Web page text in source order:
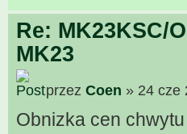
Re: MK23KSC/
MK23
przez Coen » 24 cze
Obnizka cen